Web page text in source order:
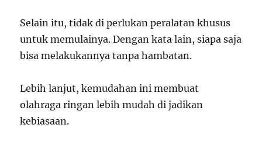
Selain itu, tidak di perlukan peralatan khusus
untuk memulainya. Dengan kata lain, siapa saja
bisa melakukannya tanpa hambatan.
Lebih lanjut, kemudahan ini membuat
olahraga ringan lebih mudah di jadikan
kebiasaan.